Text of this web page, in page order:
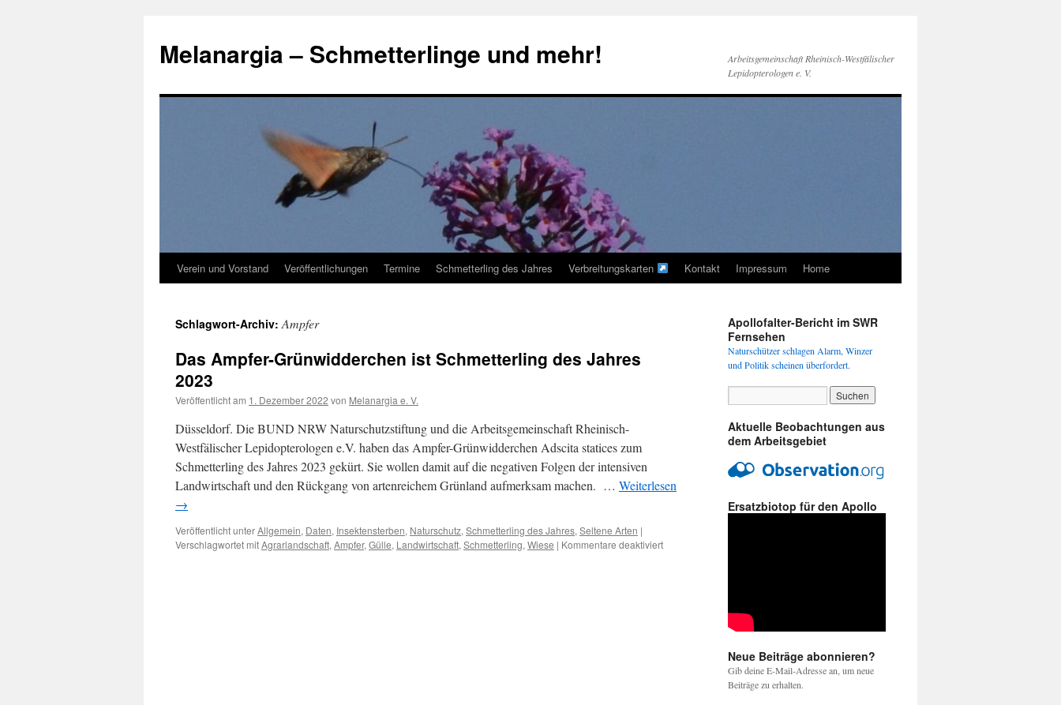
springen
Melanargia – Schmetterlinge und mehr!
Arbeitsgemeinschaft Rheinisch-Westfälischer
Lepidopterologen e. V.
Verein und Vorstand Veröffentlichungen Termine Schmetterling des Jahres Verbreitungskarten Kontakt Impressum Home
Schlagwort-Archiv:Ampfer
Das Ampfer-Grünwidderchen ist Schmetterling des Jahres
2023
Veröffentlicht am 1. Dezember 2022 von Melanargia e. V.
Düsseldorf. Die BUND NRW Naturschutzstiftung und die Arbeitsgemeinschaft Rheinisch-
Westfälischer Lepidopterologen e.V. haben das Ampfer-Grünwidderchen Adscita statices zum
Schmetterling des Jahres 2023 gekürt. Sie wollen damit auf die negativen Folgen der intensiven
Landwirtschaft und den Rückgang von artenreichem Grünland aufmerksam machen. … Weiterlesen
→
Veröffentlicht unterAllgemein, Daten, Insektensterben, Naturschutz, Schmetterling des Jahres, Seltene Arten |
Verschlagwortet mitAgrarlandschaft, Ampfer, Gülle, Landwirtschaft, Schmetterling, Wiese | Kommentare deaktiviertfür
Apollofalter-Bericht im SWR
Fernsehen
Naturschützer schlagen Alarm, Winzer
und Politik scheinen überfordert.
Aktuelle Beobachtungen aus
dem Arbeitsgebiet
Ersatzbiotop für den Apollo
Neue Beiträge abonnieren?
Gib deine E-Mail-Adresse an, um neue
Beiträge zu erhalten.